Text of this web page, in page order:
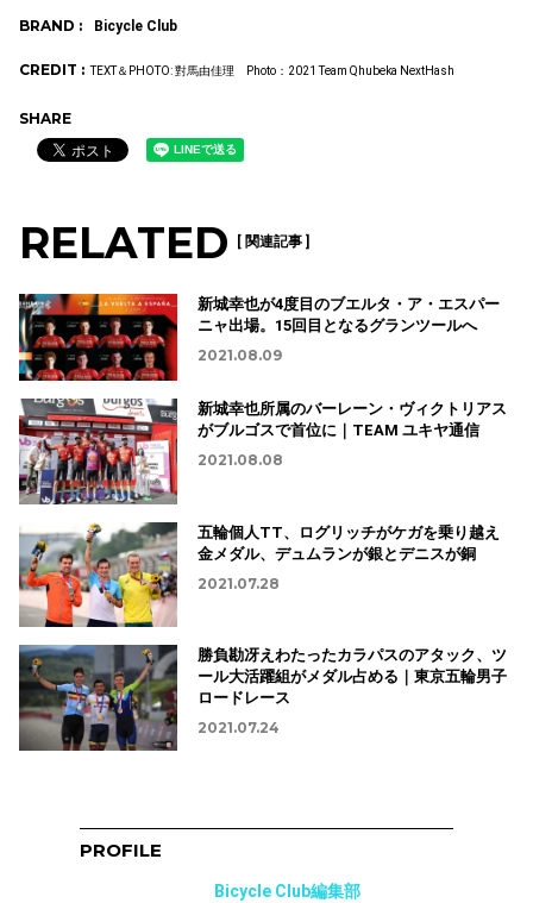
BRAND : Bicycle Club
CREDIT : TEXT＆PHOTO: 對馬由佳理 Photo：2021 Team Qhubeka NextHash
SHARE
RELATED [ 関連記事 ]
新城幸也が4度目のブエルタ・ア・エスパー
ニャ出場。15回目となるグランツールへ
2021.08.09
新城幸也所属のバーレーン・ヴィクトリアス
がブルゴスで首位に｜TEAM ユキヤ通信
2021.08.08
五輪個人TT、ログリッチがケガを乗り越え
金メダル、デュムランが銀とデニスが銅
2021.07.28
勝負勘冴えわたったカラパスのアタック、ツ
ール大活躍組がメダル占める｜東京五輪男子
ロードレース
2021.07.24
PROFILE
Bicycle Club編集部